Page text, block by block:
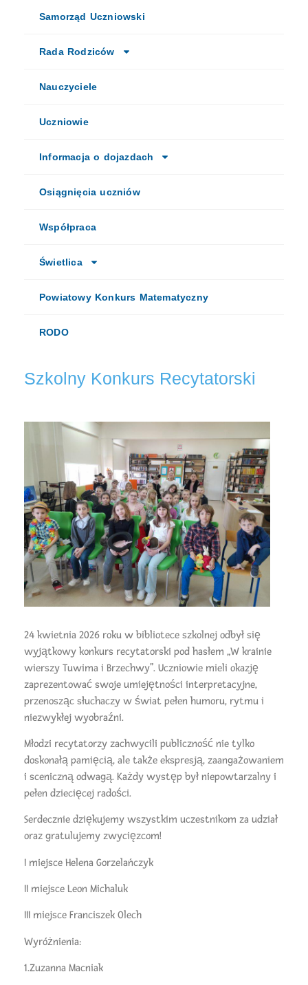
Samorząd Uczniowski
Rada Rodziców
Nauczyciele
Uczniowie
Informacja o dojazdach
Osiągnięcia uczniów
Współpraca
Świetlica
Powiatowy Konkurs Matematyczny
RODO
Szkolny Konkurs Recytatorski
24 kwietnia 2026 roku w bibliotece szkolnej odbył się
wyjątkowy konkurs recytatorski pod hasłem „W krainie
wierszy Tuwima i Brzechwy”. Uczniowie mieli okazję
zaprezentować swoje umiejętności interpretacyjne,
przenosząc słuchaczy w świat pełen humoru, rytmu i
niezwykłej wyobraźni.
Młodzi recytatorzy zachwycili publiczność nie tylko
doskonałą pamięcią, ale także ekspresją, zaangażowaniem
i sceniczną odwagą. Każdy występ był niepowtarzalny i
pełen dziecięcej radości.
Serdecznie dziękujemy wszystkim uczestnikom za udział
oraz gratulujemy zwycięzcom!
I miejsce Helena Gorzelańczyk
II miejsce Leon Michaluk
III miejsce Franciszek Olech
Wyróżnienia:
1.Zuzanna Macniak